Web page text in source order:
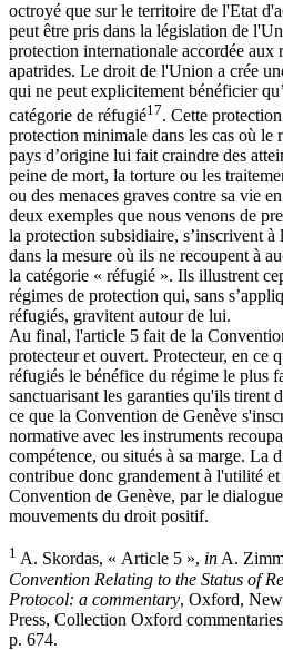
octroyé que sur le territoire de l'Etat
peut être pris dans la législation de
protection internationale accordée aux
apatrides. Le droit de l'Union a crée
qui ne peut explicitement bénéficier
catégorie de réfugié17. Cette
protection minimale dans les cas où le
pays d’origine lui fait craindre des
peine de mort, la torture ou les
ou des menaces graves contre sa vie
deux exemples que nous venons de
la protection subsidiaire, s’inscrivent
dans la mesure où ils ne recoupent à
la catégorie « réfugié ». Ils illustrent
régimes de protection qui, sans
réfugiés, gravitent autour de lui.
Au final, l'article 5 fait de la
protecteur et ouvert. Protecteur, en ce
réfugiés le bénéfice du régime le plus
sanctuarisant les garanties qu'ils tirent
ce que la Convention de Genève
normative avec les instruments
compétence, ou situés à sa marge. La
contribue donc grandement à l'utilité
Convention de Genève, par le
mouvements du droit positif.
1 A. Skordas, « Article 5 », inA.
Convention Relating to the Status of
Protocol: a commentary, Oxford,
Press, Collection Oxford
p. 674.